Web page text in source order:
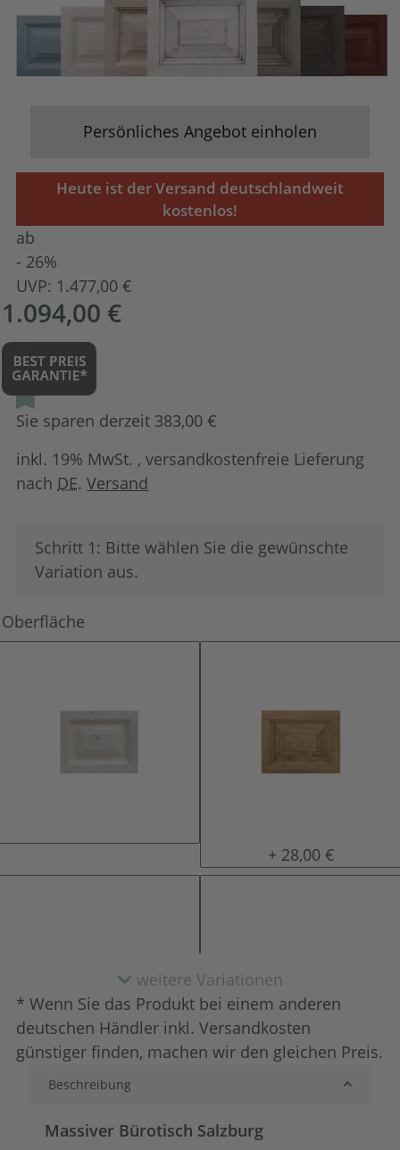
Persönliches Angebot einholen
Heute ist der Versand deutschlandweit
kostenlos!
ab
- 26%
UVP: 1.477,00 €
1.094,00 €
Sie sparen derzeit 383,00 €
inkl. 19% MwSt. , versandkostenfreie Lieferung
nach DE.Versand
x
Schritt 1: Bitte wählen Sie die gewünschte
Variation aus.
Oberfläche
gewachst
+ 28,00 €
lackiert
+ 39,00 € shabby chic /
weitere Variationen
* Wenn Sie das Produkt bei einem anderen
deutschen Händler inkl. Versandkosten
günstiger finden, machen wir den gleichen Preis.
Beschreibung
Massiver Bürotisch Salzburg